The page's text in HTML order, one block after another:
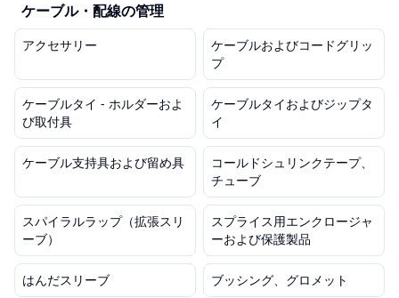
ケーブル・配線の管理
アクセサリー
ケーブルおよびコードグリッ
プ
ケーブルタイ - ホルダーおよ
び取付具
ケーブルタイおよびジップタ
イ
ケーブル支持具および留め具
コールドシュリンクテープ、
チューブ
スパイラルラップ（拡張スリ
ーブ）
スプライス用エンクロージャ
ーおよび保護製品
はんだスリーブ ブッシング、グロメット